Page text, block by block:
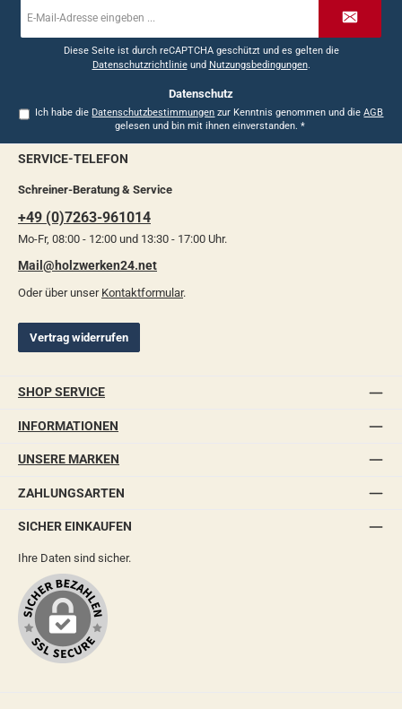
Mail-
Diese Seite ist durch reCAPTCHA geschützt und es gelten die
Datenschutzrichtlinieund Nutzungsbedingungen.
Datenschutz
Ich habe die Datenschutzbestimmungen zur Kenntnis genommen und dieAGB
gelesen und bin mit ihnen einverstanden. *
SERVICE-TELEFON
Schreiner-Beratung & Service
+49 (0)7263-961014
Mo-Fr, 08:00 - 12:00 und 13:30 - 17:00 Uhr.
Mail@holzwerken24.net
Oder über unser Kontaktformular.
Vertrag widerrufen
SHOP SERVICE
INFORMATIONEN
UNSERE MARKEN
ZAHLUNGSARTEN
SICHER EINKAUFEN
Ihre Daten sind sicher.